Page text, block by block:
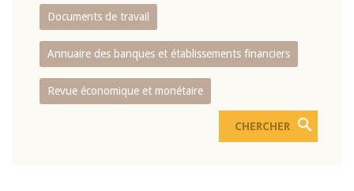
Documents de travail
Annuaire des banques et établissements financiers
Revue économique et monétaire